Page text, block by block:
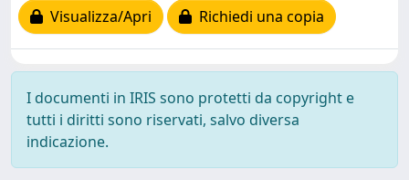
Visualizza/Apri
Richiedi una copia
I documenti in IRIS sono protetti da copyright e
tutti i diritti sono riservati, salvo diversa
indicazione.